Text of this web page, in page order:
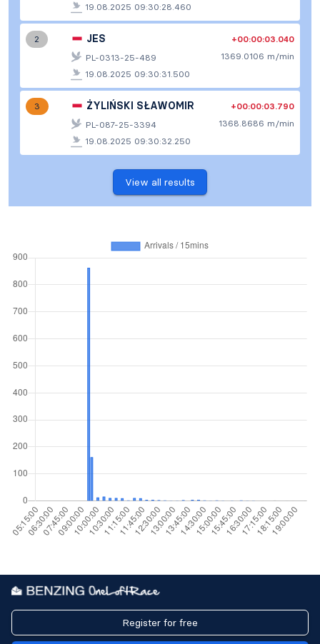
19.08.2025 09:30:28.460
2 JES
+00:00:03.040
PL-0313-25-489
1369.0106 m/min
19.08.2025 09:30:31.500
3 ŻYLIŃSKI SŁAWOMIR
+00:00:03.790
PL-087-25-3394
1368.8686 m/min
19.08.2025 09:30:32.250
View all results
Register for free